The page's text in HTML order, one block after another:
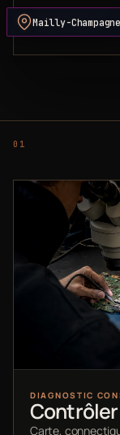
DEVIS PRÊT
Mailly-Champagne
DIAGNOSTIC
Carte,